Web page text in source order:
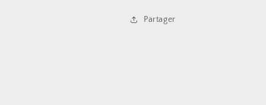
Partager